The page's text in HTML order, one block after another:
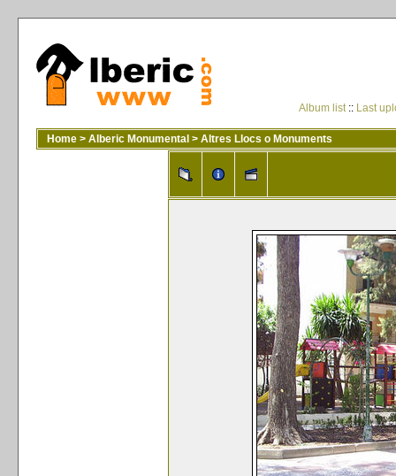
Album list:: Last
Home > Alberic Monumental > Altres Llocs o Monuments